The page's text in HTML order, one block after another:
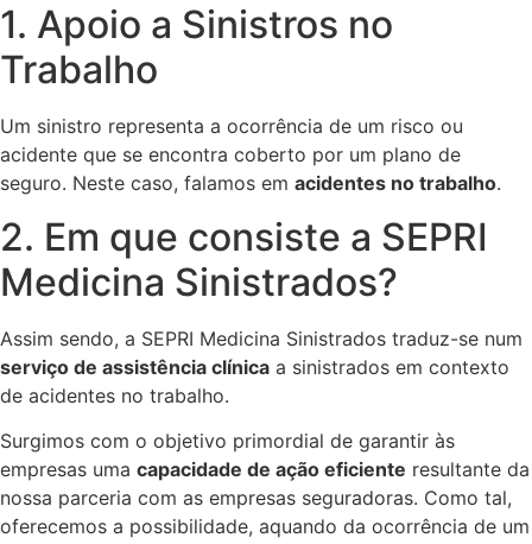
1. Apoio a Sinistros no
Trabalho
Um sinistro representa a ocorrência de um risco ou
acidente que se encontra coberto por um plano de
seguro. Neste caso, falamos em acidentes no trabalho.
2. Em que consiste a SEPRI
Medicina Sinistrados?
Assim sendo, a SEPRI Medicina Sinistrados traduz-se num
serviço de assistência clínica a sinistrados em contexto
de acidentes no trabalho.
Surgimos com o objetivo primordial de garantir às
empresas uma capacidade de ação eficiente resultante da
nossa parceria com as empresas seguradoras. Como tal,
oferecemos a possibilidade, aquando da ocorrência de um